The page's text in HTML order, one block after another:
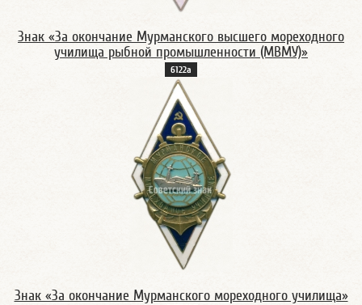
Знак «За окончание Мурманского высшего мореходного
училища рыбной промышленности (МВМУ)»
6122а
Знак «За окончание Мурманского мореходного училища»